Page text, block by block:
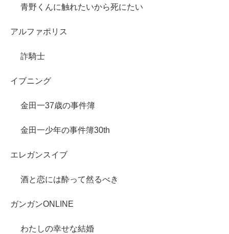
青野くんに触れたいから死にたい
アルファポリス
詐騎士
イブニング
金田一37歳の事件簿
金田一少年の事件簿30th
エレガンスイブ
酒と恋には酔って然るべき
ガンガンONLINE
わたしの幸せな結婚